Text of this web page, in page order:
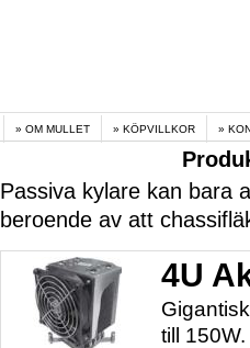
OM MULLET KÖPVILLKOR
Passiva kylare kan bara
beroende av att
4U
till